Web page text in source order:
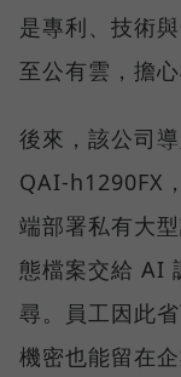
是專利、技術
至公有雲，擔
後來，該公司
QAI-h1290FX
端部署私有大
態檔案交給 AI
尋。員工因此
機密也能留在企